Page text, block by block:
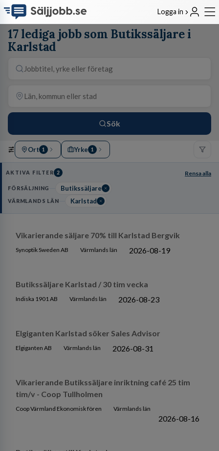
Logga in
17 lediga jobb som Butikssäljare i
Karlstad
Sök
Ort 1 Yrke 1
AKTIVA FILTER 2 Rensa alla
FÖRSÄLJNING Butikssäljare
VÄRMLANDS LÄN Karlstad
Vikarierande säljare 70% till Karlstad Bergvik
Synoptik Sweden AB Värmlands län 2026-08-19
Butikssäljare Karlstad / 30 tim vecka
Indiska 1901 AB Värmlands län 2026-08-23
Elgiganten Karlstad söker Sales Advisor
Elgiganten AB Värmlands län 2026-08-31
Vikarierande Butikssäljare inriktning café 25 tim
tim/v - Coop Tullholmen
Coop Värmland Ekonomisk fören Värmlands län
2026-08-16